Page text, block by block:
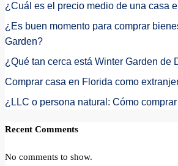
¿Cuál es el precio medio de una casa
¿Es buen momento para comprar
Garden?
¿Qué tan cerca está Winter Garden de
Comprar casa en Florida como
¿LLC o persona natural: Cómo
Recent Comments
No comments to show.